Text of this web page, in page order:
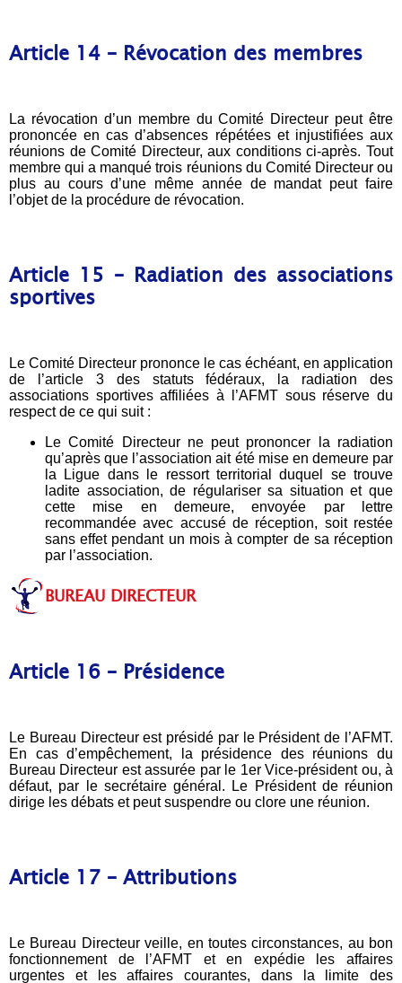
Article 14 – Révocation des membres
La révocation d’un membre du Comité Directeur peut être
prononcée en cas d’absences répétées et injustifiées aux
réunions de Comité Directeur, aux conditions ci-après. Tout
membre qui a manqué trois réunions du Comité Directeur ou
plus au cours d’une même année de mandat peut faire
l’objet de la procédure de révocation.
Article 15 – Radiation des associations
sportives
Le Comité Directeur prononce le cas échéant, en application
de l’article 3 des statuts fédéraux, la radiation des
associations sportives affiliées à l’AFMT sous réserve du
respect de ce qui suit :
Le Comité Directeur ne peut prononcer la radiation
qu’après que l’association ait été mise en demeure par
la Ligue dans le ressort territorial duquel se trouve
ladite association, de régulariser sa situation et que
cette mise en demeure, envoyée par lettre
recommandée avec accusé de réception, soit restée
sans effet pendant un mois à compter de sa réception
par l’association.
BUREAU DIRECTEUR
Article 16 – Présidence
Le Bureau Directeur est présidé par le Président de l’AFMT.
En cas d’empêchement, la présidence des réunions du
Bureau Directeur est assurée par le 1er Vice-président ou, à
défaut, par le secrétaire général. Le Président de réunion
dirige les débats et peut suspendre ou clore une réunion.
Article 17 – Attributions
Le Bureau Directeur veille, en toutes circonstances, au bon
fonctionnement de l’AFMT et en expédie les affaires
urgentes et les affaires courantes, dans la limite des